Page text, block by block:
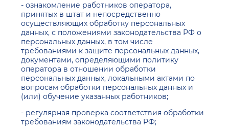
- ознакомление работников оператора,
принятых в штат и непосредственно
осуществляющих обработку персональных
данных, с положениями законодательства РФ о
персональных данных, в том числе
требованиями к защите персональных данных,
документами, определяющими политику
оператора в отношении обработки
персональных данных, локальными актами по
вопросам обработки персональных данных и
(или) обучение указанных работников;
- регулярная проверка соответствия обработки
требованиям законодательства РФ;